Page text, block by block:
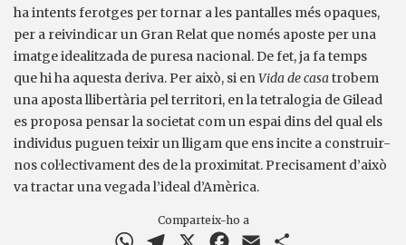
ha intents ferotges per tornar a les pantalles més opaques,
per a reivindicar un Gran Relat que només aposte per una
imatge idealitzada de puresa nacional. De fet, ja fa temps
que hi ha aquesta deriva. Per això, si en Vida de casatrobem
una aposta llibertària pel territori, en la tetralogia de Gilead
es proposa pensar la societat com un espai dins del qual els
individus puguen teixir un lligam que ens incite a construir-
nos col·lectivament des de la proximitat. Precisament d’això
va tractar una vegada l’ideal d’Amèrica.
Comparteix-ho a
WhatsAppTelegram Facebook
Email